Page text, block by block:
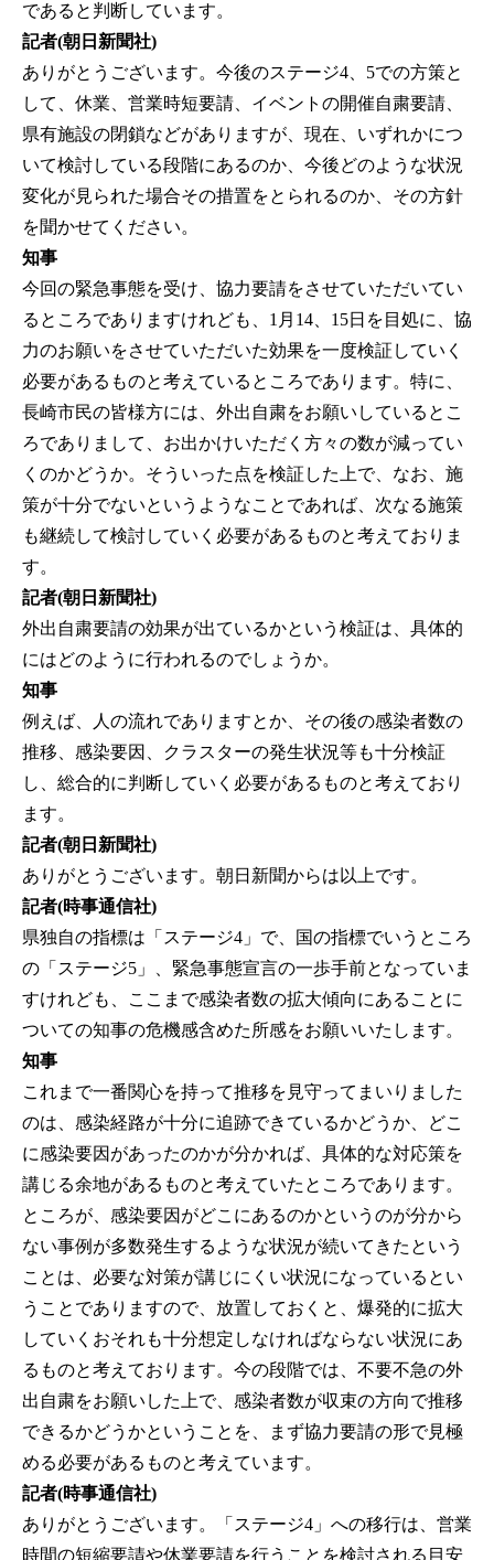
であると判断しています。
記者(朝日新聞社)
ありがとうございます。今後のステージ4、5での方策と
して、休業、営業時短要請、イベントの開催自粛要請、
県有施設の閉鎖などがありますが、現在、いずれかにつ
いて検討している段階にあるのか、今後どのような状況
変化が見られた場合その措置をとられるのか、その方針
を聞かせてください。
知事
今回の緊急事態を受け、協力要請をさせていただいてい
るところでありますけれども、1月14、15日を目処に、協
力のお願いをさせていただいた効果を一度検証していく
必要があるものと考えているところであります。特に、
長崎市民の皆様方には、外出自粛をお願いしているとこ
ろでありまして、お出かけいただく方々の数が減ってい
くのかどうか。そういった点を検証した上で、なお、施
策が十分でないというようなことであれば、次なる施策
も継続して検討していく必要があるものと考えておりま
す。
記者(朝日新聞社)
外出自粛要請の効果が出ているかという検証は、具体的
にはどのように行われるのでしょうか。
知事
例えば、人の流れでありますとか、その後の感染者数の
推移、感染要因、クラスターの発生状況等も十分検証
し、総合的に判断していく必要があるものと考えており
ます。
記者(朝日新聞社)
ありがとうございます。朝日新聞からは以上です。
記者(時事通信社)
県独自の指標は「ステージ4」で、国の指標でいうところ
の「ステージ5」、緊急事態宣言の一歩手前となっていま
すけれども、ここまで感染者数の拡大傾向にあることに
ついての知事の危機感含めた所感をお願いいたします。
知事
これまで一番関心を持って推移を見守ってまいりました
のは、感染経路が十分に追跡できているかどうか、どこ
に感染要因があったのかが分かれば、具体的な対応策を
講じる余地があるものと考えていたところであります。
ところが、感染要因がどこにあるのかというのが分から
ない事例が多数発生するような状況が続いてきたという
ことは、必要な対策が講じにくい状況になっているとい
うことでありますので、放置しておくと、爆発的に拡大
していくおそれも十分想定しなければならない状況にあ
るものと考えております。今の段階では、不要不急の外
出自粛をお願いした上で、感染者数が収束の方向で推移
できるかどうかということを、まず協力要請の形で見極
める必要があるものと考えています。
記者(時事通信社)
ありがとうございます。「ステージ4」への移行は、営業
時間の短縮要請や休業要請を行うことを検討される目安